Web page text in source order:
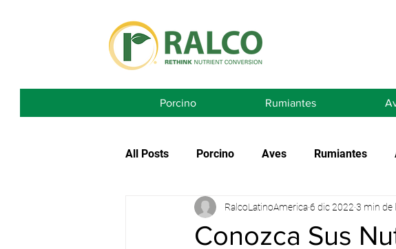
Porcino Rumiantes
All Posts Porcino Aves Rumiantes
Conozca Sus
RalcoLatinoAmerica6 dic 2022 3 min de